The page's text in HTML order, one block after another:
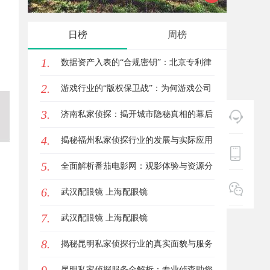
日榜 周榜
1. 数据资产入表的“合规密钥”：北京专利律
师如何为数据知识产权登记扫清障碍
2. 游戏行业的“版权保卫战”：为何游戏公司
离不开版权律师
3. 济南私家侦探：揭开城市隐秘真相的幕后
英雄
4. 揭秘福州私家侦探行业的发展与实际应用
全解析
5. 全面解析番茄电影网：观影体验与资源分
享的优质平台
6. 武汉配眼镜 上海配眼镜
7. 武汉配眼镜 上海配眼镜
8. 揭秘昆明私家侦探行业的真实面貌与服务